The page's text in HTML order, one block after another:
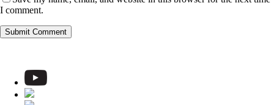
I comment.